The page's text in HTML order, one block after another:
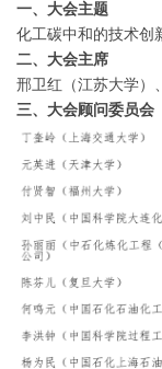
一、大会主题
化工碳中和的技术创
二、大会主席
邢卫红（江苏大学）
三、大会顾问委员会